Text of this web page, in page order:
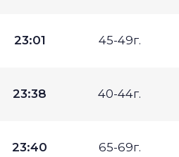
23:01 45-49г.
23:38 40-44г.
23:40 65-69г.